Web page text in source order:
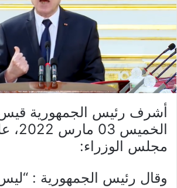
أشرف رئيس الجمهورية قيس
مجلس الوزراء:
وقال رئيس الجمهورية :